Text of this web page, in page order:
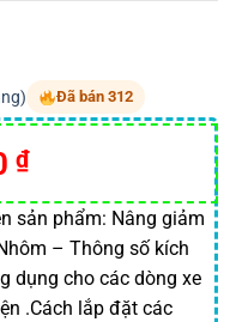
Đã bán 312
₫.
₫Giá
hiện
tại
là:
25,000 ₫.
sản phẩm: Nâng giảm
– Thông số kích
dụng cho các dòng xe
.Cách lắp đặt các